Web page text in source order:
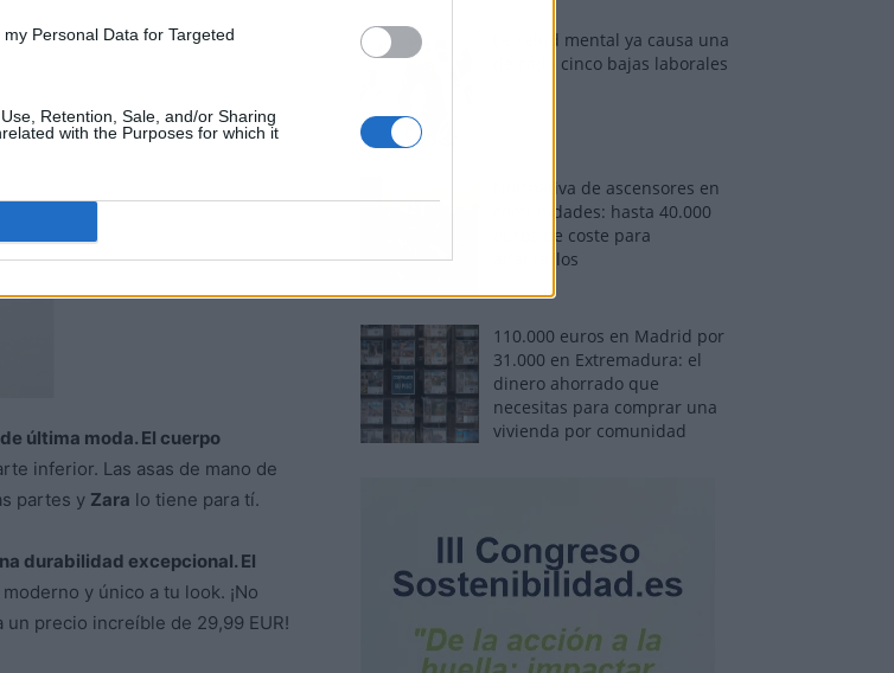
Personal Data for Targeted
Retention, Sale, and/or Sharing
with the Purposes for which it
última moda. El cuerpo
inferior. Las asas de mano de
partes y Zara lo tiene para tí.
durabilidad excepcional. El
y único a tu look. ¡No
precio increíble de 29,99 EUR!
La salud mental ya causa una
de cada cinco bajas laborales
Normativa de ascensores en
comunidades: hasta 40.000
euros de coste para
adaptarlos
110.000 euros en Madrid por
31.000 en Extremadura: el
dinero ahorrado que
necesitas para comprar una
vivienda por comunidad